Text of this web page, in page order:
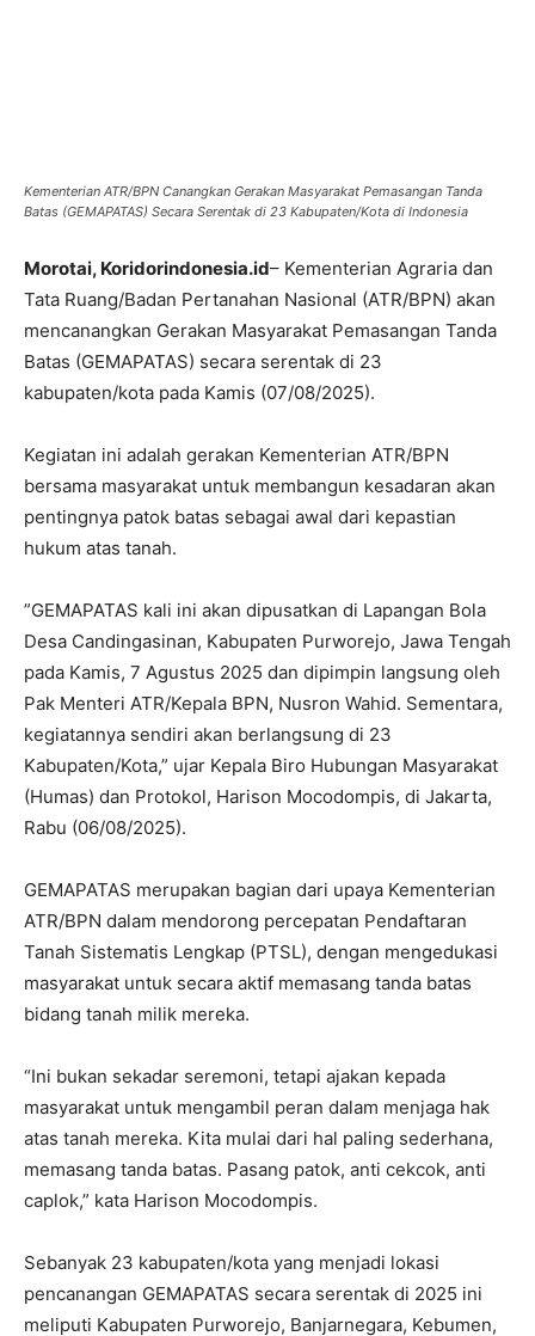
Kementerian ATR/BPN Canangkan Gerakan Masyarakat Pemasangan Tanda
Batas (GEMAPATAS) Secara Serentak di 23 Kabupaten/Kota di Indonesia
Morotai, Koridorindonesia.id– Kementerian Agraria dan
Tata Ruang/Badan Pertanahan Nasional (ATR/BPN) akan
mencanangkan Gerakan Masyarakat Pemasangan Tanda
Batas (GEMAPATAS) secara serentak di 23
kabupaten/kota pada Kamis (07/08/2025).
‎Kegiatan ini adalah gerakan Kementerian ATR/BPN
bersama masyarakat untuk membangun kesadaran akan
pentingnya patok batas sebagai awal dari kepastian
hukum atas tanah.
‎”GEMAPATAS kali ini akan dipusatkan di Lapangan Bola
Desa Candingasinan, Kabupaten Purworejo, Jawa Tengah
pada Kamis, 7 Agustus 2025 dan dipimpin langsung oleh
Pak Menteri ATR/Kepala BPN, Nusron Wahid. Sementara,
kegiatannya sendiri akan berlangsung di 23
Kabupaten/Kota,” ujar Kepala Biro Hubungan Masyarakat
(Humas) dan Protokol, Harison Mocodompis, di Jakarta,
Rabu (06/08/2025).
‎GEMAPATAS merupakan bagian dari upaya Kementerian
ATR/BPN dalam mendorong percepatan Pendaftaran
Tanah Sistematis Lengkap (PTSL), dengan mengedukasi
masyarakat untuk secara aktif memasang tanda batas
bidang tanah milik mereka.
‎“Ini bukan sekadar seremoni, tetapi ajakan kepada
masyarakat untuk mengambil peran dalam menjaga hak
atas tanah mereka. Kita mulai dari hal paling sederhana,
memasang tanda batas. Pasang patok, anti cekcok, anti
caplok,” kata Harison Mocodompis.
‎Sebanyak 23 kabupaten/kota yang menjadi lokasi
pencanangan GEMAPATAS secara serentak di 2025 ini
meliputi Kabupaten Purworejo, Banjarnegara, Kebumen,